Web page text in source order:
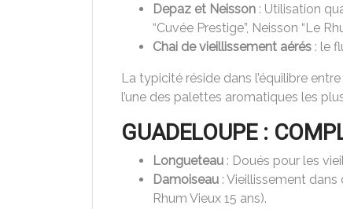
Depaz et Neisson : Utilisation
“Cuvée Prestige”, Neisson “Le
Chai de vieillissement aérés : le
La typicité réside dans l’équilibre
l’une des palettes aromatiques les
GUADELOUPE :
Longueteau : Doués pour les
Damoiseau : Vieillissement
Rhum Vieux 15 ans).